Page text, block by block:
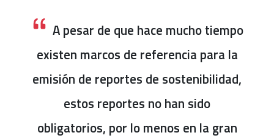
A pesar de que hace mucho tiempo
existen marcos de referencia para la
emisión de reportes de sostenibilidad,
estos reportes no han sido
obligatorios, por lo menos en la gran